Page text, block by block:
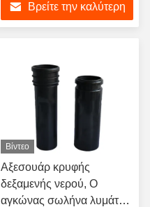
αγορές του Ηνωμένου
Βασιλείου και της
Βρείτε την καλύτερη
Βίντεο
Αξεσουάρ κρυφής
δεξαμενής νερού, Ο
αγκώνας σωλήνα λυμάτων